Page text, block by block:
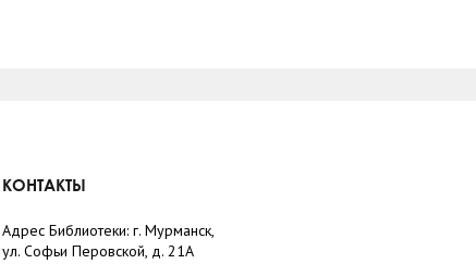
КОНТАКТЫ
Адрес Библиотеки: г. Мурманск,
ул. Софьи Перовской, д. 21А